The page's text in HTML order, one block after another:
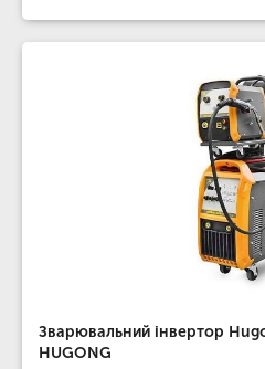
Зварювальний інвертор
HUGONG